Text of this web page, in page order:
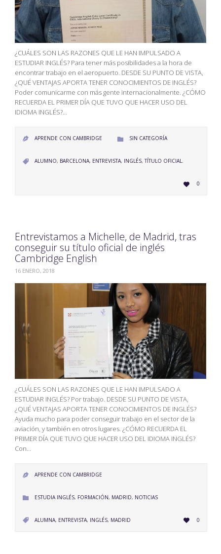
¿CUÁLES SON LAS RAZONES QUE LE HAN IMPULSADO A
ESTUDIAR INGLÉS? Para tener más posibilidades a la hora de
encontrar trabajo en el aeropuerto. DESDE SU PUNTO DE VISTA,
¿QUÉ VENTAJAS APORTA TENER CONOCIMIENTOS DE INGLÉS?
Poder comunicarme con más gente internacionalmente. ¿CÓMO
RECUERDA EL PRIMER DÍA QUE TUVO QUE HACER USO DEL
IDIOMA INGLÉS?…
 APRENDE CON CAMBRIDGE  CATEGORY
SIN CATEGORÍA
 CATEGORY
ALUMNO, BARCELONA, ENTREVISTA, INGLÉS,TÍTULO OFICIAL.
 LOVE
IT0
Entrevistamos a Michelle, de Madrid, tras
conseguir su título oficial de inglés
Cambridge English
16 ENERO, 2018
¿CUÁLES SON LAS RAZONES QUE LE HAN IMPULSADO A
ESTUDIAR INGLÉS? Por trabajo. DESDE SU PUNTO DE VISTA,
¿QUÉ VENTAJAS APORTA TENER CONOCIMIENTOS DE INGLÉS?
Ayuda mucho para poder conseguir trabajo en el sector de la
aviación, y también en otros lugares. ¿CÓMO RECUERDA EL
PRIMER DÍA QUE TUVO QUE HACER USO DEL IDIOMA INGLÉS?
Con…
 APRENDE CON CAMBRIDGE
 CATEGORY
ESTUDIA INGLÉS, FORMACIÓN, MADRID, NOTICIAS
 CATEGORY
ALUMNA, ENTREVISTA, INGLÉS, MADRID  LOVE
IT0